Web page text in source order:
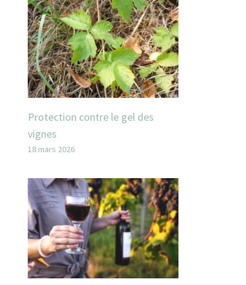
Protection contre le gel des
vignes
18 mars 2026